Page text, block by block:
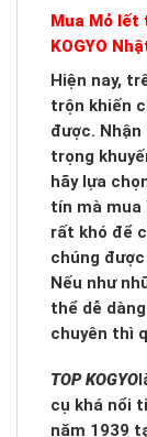
Mua Mỏ lết
KOGYO
Hiện nay,
trộn khiến
được.
trọng
hãy lựa
tín mà mua
rất khó để
chúng
Nếu như
thể dễ
chuyên thì
TOP KOGYO
cụ khá nổi
năm 1939